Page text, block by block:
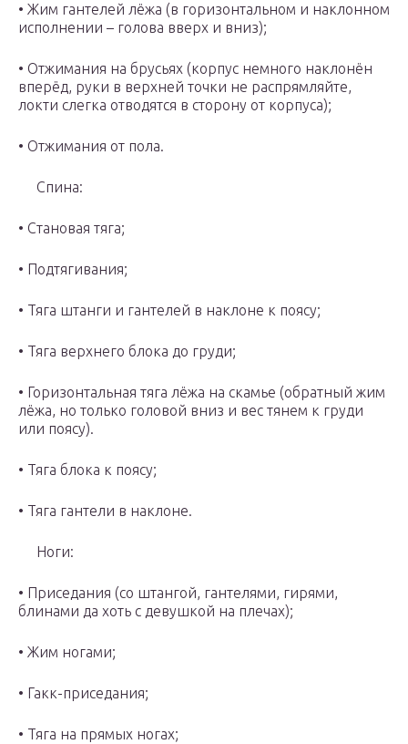
• Жим гантелей лёжа (в горизонтальном и наклонном
исполнении – голова вверх и вниз);
• Отжимания на брусьях (корпус немного наклонён
вперёд, руки в верхней точки не распрямляйте,
локти слегка отводятся в сторону от корпуса);
• Отжимания от пола.
Спина:
• Становая тяга;
• Подтягивания;
• Тяга штанги и гантелей в наклоне к поясу;
• Тяга верхнего блока до груди;
• Горизонтальная тяга лёжа на скамье (обратный жим
лёжа, но только головой вниз и вес тянем к груди
или поясу).
• Тяга блока к поясу;
• Тяга гантели в наклоне.
Ноги:
• Приседания (со штангой, гантелями, гирями,
блинами да хоть с девушкой на плечах);
• Жим ногами;
• Гакк-приседания;
• Тяга на прямых ногах;